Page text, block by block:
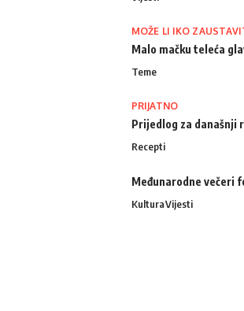
MOŽE LI IKO
Malo mačku teleća
Teme
PRIJATNO
Prijedlog za današnji
Recepti
Međunarodne večeri
KulturaVijesti